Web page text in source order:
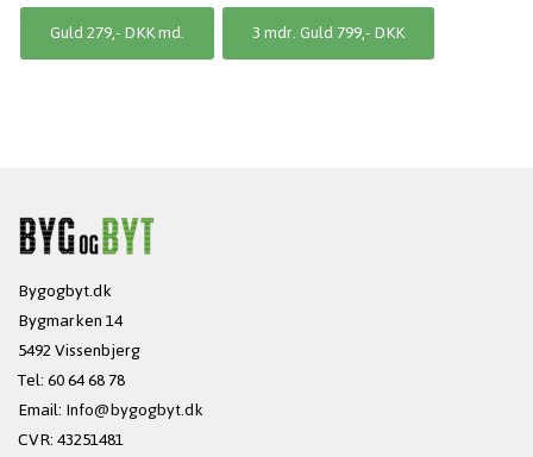
Guld 279,- DKK md.
3 mdr. Guld 799,- DKK
Bygogbyt.dk
Bygmarken 14
5492 Vissenbjerg
Tel: 60 64 68 78
Email:Info@bygogbyt.dk
CVR: 43251481